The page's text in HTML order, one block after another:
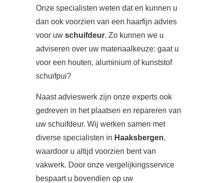
Onze specialisten weten dat en kunnen u
dan ook voorzien van een haarfijn advies
voor uw schuifdeur. Zo kunnen we u
adviseren over uw materiaalkeuze: gaat u
voor een houten, aluminium of kunststof
schuifpui?
Naast advieswerk zijn onze experts ook
gedreven in het plaatsen en repareren van
uw schuifdeur. Wij werken samen met
diverse specialisten in Haaksbergen,
waardoor u altijd voorzien bent van
vakwerk. Door onze vergelijkingsservice
bespaart u bovendien op uw